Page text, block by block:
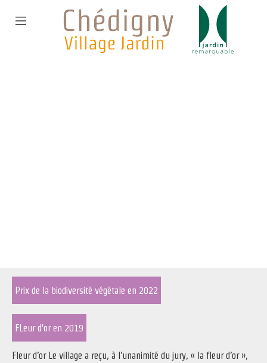
Prix de la biodiversité végétale en 2022
FLeur d'or en 2019
Fleur d’or Le village a reçu, à l’unanimité du jury, « la fleur d’or »,